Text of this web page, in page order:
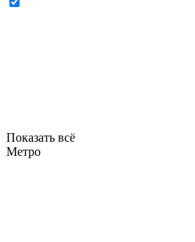
Показать всё
Метро